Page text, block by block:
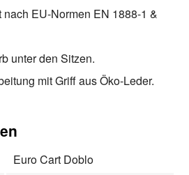
EU-Normen EN 1888-1 &
unter den Sitzen.
mit Griff aus Öko-Leder.
Euro Cart Doblo